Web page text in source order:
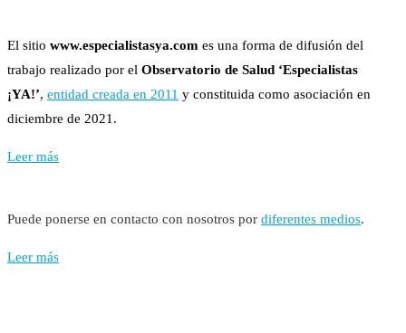
El sitio www.especialistasya.com es una forma de difusión del
trabajo realizado por el Observatorio de Salud ‘Especialistas
¡YA!’, entidad creada en 2011 y constituida como asociación en
diciembre de 2021.
Leer más
Puede ponerse en contacto con nosotros por diferentes medios.
Leer más